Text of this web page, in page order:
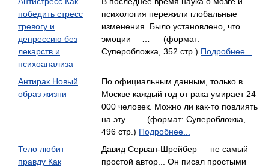
победить стресс
тревогу и
депрессию без
лекарств и
психоанализа
психология пережили глобальные
изменения. Было установлено, что
эмоции —… — (формат:
Суперобложка, 352 стр.) Подробнее...
Антирак Новый
образ жизни
По официальным данным, только в
Москве каждый год от рака умирает 24
000 человек. Можно ли как-то повлиять
на эту… — (формат: Суперобложка,
496 стр.) Подробнее...
Тело любит
правду Как
Давид Серван-Шрейбер — не самый
простой автор... Он писал простыми